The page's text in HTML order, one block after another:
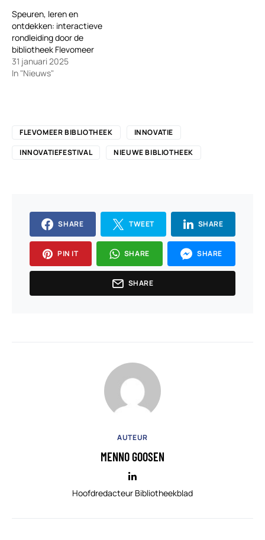
Speuren, leren en
ontdekken: interactieve
rondleiding door de
bibliotheek Flevomeer
31 januari 2025
In "Nieuws"
FLEVOMEER BIBLIOTHEEK
INNOVATIE
INNOVATIEFESTIVAL
NIEUWE BIBLIOTHEEK
SHARE TWEET SHARE
PIN IT SHARE SHARE
SHARE
AUTEUR
MENNO GOOSEN
Hoofdredacteur Bibliotheekblad